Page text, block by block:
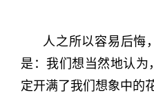
人之所以容易后悔
是：我们想当然地认为
定开满了我们想象中的